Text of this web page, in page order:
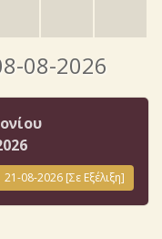
08-2026
21-08-2026 [Σε Εξέλιξη]